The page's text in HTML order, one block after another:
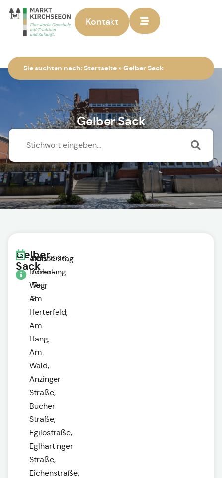
Kontakt
Sie suchten nach:Startseite »Gelber Sack
Gelber Sack
Gelber
Sack
3.09.2026
Donnerstag
Abholung
Tour
3
Alois-
Birner-
Weg,
Am
Herterfeld,
Am
Hang,
Am
Wald,
Anzinger
Straße,
Bucher
Straße,
Egilostraße,
Eglhartinger
Straße,
Eichenstraße,